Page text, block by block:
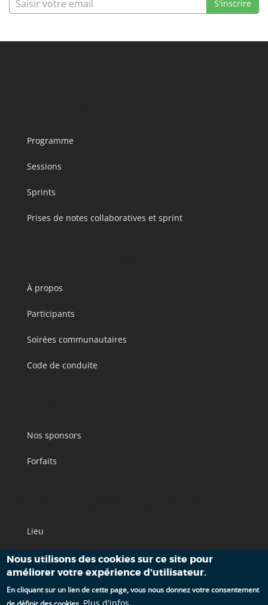
Nous utilisons des cookies sur ce site pour
améliorer votre expérience d'utilisateur.
En cliquant sur un lien de cette page, vous nous donnez votre consentement
Programme
Sessions
Sprints
Prises de notes collaboratives et sprint
À propos
Participants
Soirées communautaires
Code de conduite
Nos sponsors
Forfaits
Lieu
Accès